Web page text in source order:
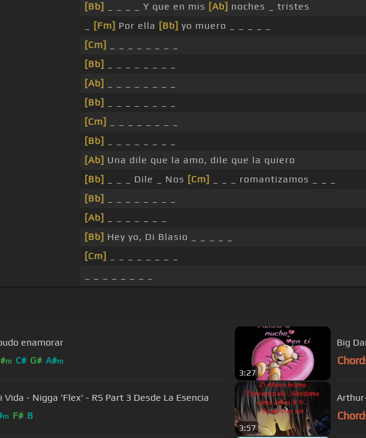
[Bb]
_ _ _ _ Y que en mis [Ab] noches _ tristes
[Fm] Por ella [Bb] yo muero _ _ _ _ _
[Cm]
[Bb]
[Ab]
[Bb]
[Cm]
[Bb]
[Ab] Una dile que la amo, dile que la quiero
[Bb]
_ _ _ Dile _ Nos [Cm]
_ _ _ romantizamos _ _ _
[Bb]
[Ab]
[Bb] Hey yo, Di Blasio _ _ _ _ _
[Cm]
enamorar
m C# G# A#m
3:27
Big
Vida - Nigga 'Flex' - RS Part 3 Desde La Esencia
m F# B
3:57